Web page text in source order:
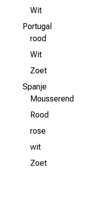
Wit
Portugal
rood
Wit
Zoet
Spanje
Mousserend
Rood
rose
wit
Zoet